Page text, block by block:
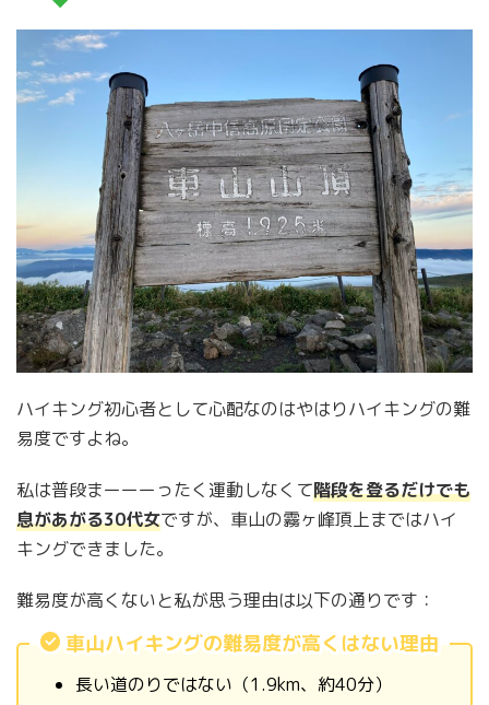
ハイキング初心者として心配なのはやはりハイキングの難
易度ですよね。
私は普段まーーーったく運動しなくて階段を登るだけでも
息があがる30代女ですが、車山の霧ヶ峰頂上まではハイ
キングできました。
難易度が高くないと私が思う理由は以下の通りです：
車山ハイキングの難易度が高くはない理由
長い道のりではない（1.9km、約40分）